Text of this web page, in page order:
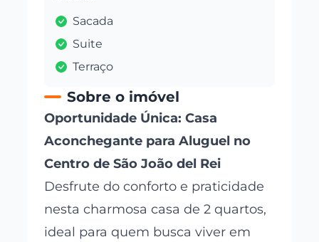
Sacada
Suite
Terraço
Sobre o imóvel
Oportunidade Única: Casa
Aconchegante para Aluguel no
Centro de São João del Rei
Desfrute do conforto e praticidade
nesta charmosa casa de 2 quartos,
ideal para quem busca viver em